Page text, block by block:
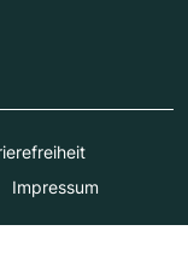
Impressum